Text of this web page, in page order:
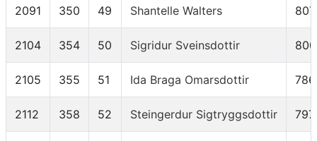
2091 350 49 Shantelle Walters 807
2104 354 50 Sigridur Sveinsdottir 800
2105 355 51 Ida Braga Omarsdottir 786
2112 358 52 Steingerdur Sigtryggsdottir 797